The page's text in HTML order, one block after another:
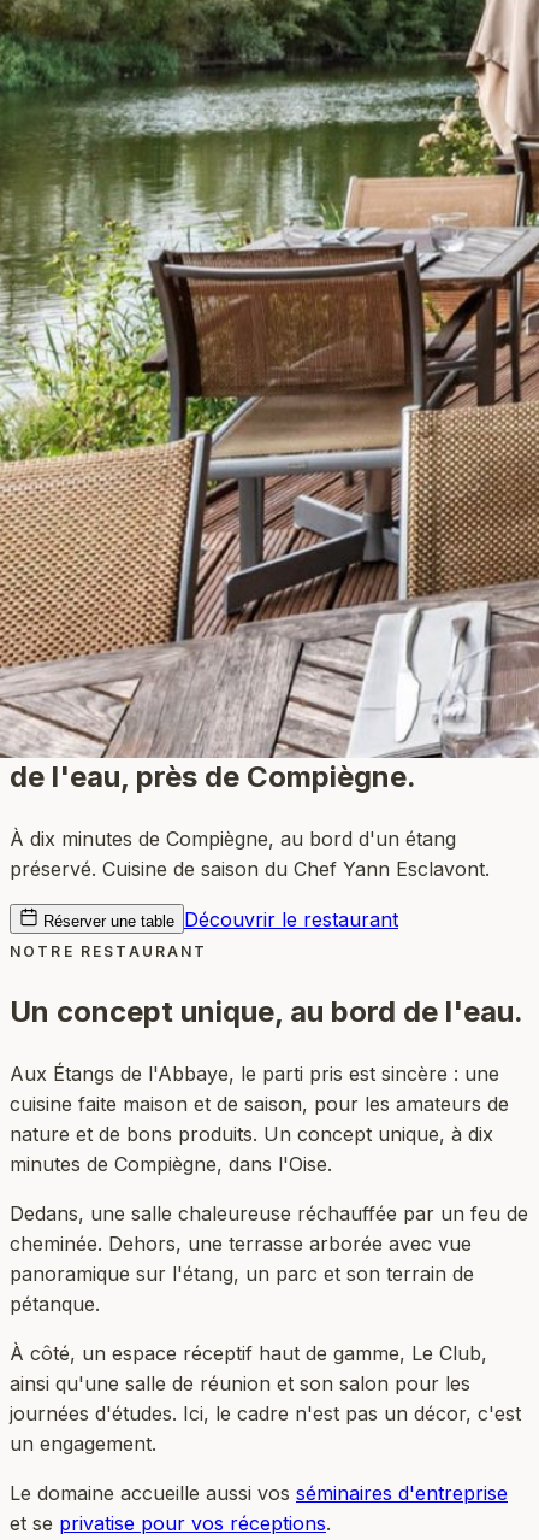
Restaurant bistronomique
au bord
de l'eau, près de Compiègne.
À dix minutes de Compiègne, au bord d'un étang
préservé. Cuisine de saison du Chef Yann Esclavont.
Réserver une table Découvrir le restaurant
NOTRE RESTAURANT
Un concept unique, au bord de l'eau.
Aux Étangs de l'Abbaye, le parti pris est sincère : une
cuisine faite maison et de saison, pour les amateurs de
nature et de bons produits. Un concept unique, à dix
minutes de Compiègne, dans l'Oise.
Dedans, une salle chaleureuse réchauffée par un feu de
cheminée. Dehors, une terrasse arborée avec vue
panoramique sur l'étang, un parc et son terrain de
pétanque.
À côté, un espace réceptif haut de gamme, Le Club,
ainsi qu'une salle de réunion et son salon pour les
journées d'études. Ici, le cadre n'est pas un décor, c'est
un engagement.
Le domaine accueille aussi vos séminaires d'entreprise
et se privatise pour vos réceptions.